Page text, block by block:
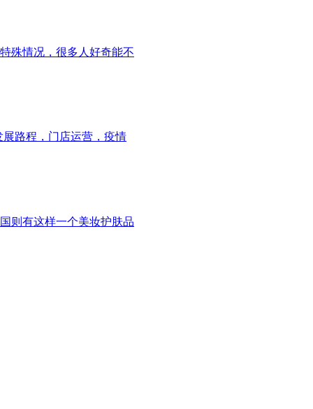
殊情况，很多人好奇能不
路程，门店运营，疫情
则有这样一个美妆护肤品